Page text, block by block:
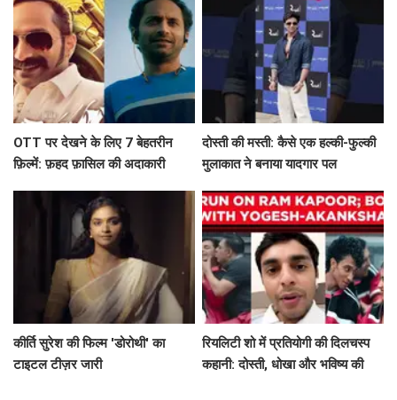
OTT पर देखने के लिए 7 बेहतरीन
फ़िल्में: फ़हद फ़ासिल की अदाकारी
दोस्ती की मस्ती: कैसे एक हल्की-फुल्की
मुलाकात ने बनाया यादगार पल
कीर्ति सुरेश की फिल्म 'डोरोथी' का
टाइटल टीज़र जारी
रियलिटी शो में प्रतियोगी की दिलचस्प
कहानी: दोस्ती, धोखा और भविष्य की